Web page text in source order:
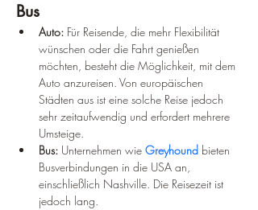
Bus
Auto: Für Reisende, die mehr Flexibilität
wünschen oder die Fahrt genießen
möchten, besteht die Möglichkeit, mit dem
Auto anzureisen. Von europäischen
Städten aus ist eine solche Reise jedoch
sehr zeitaufwendig und erfordert mehrere
Umsteige.
Bus: Unternehmen wie Greyhound bieten
Busverbindungen in die USA an,
einschließlich Nashville. Die Reisezeit ist
jedoch lang.